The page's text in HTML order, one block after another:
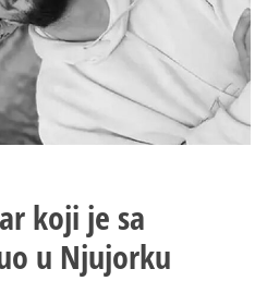
čuvenog
biznismena
snimljen
na
neočekivanom
mjestu
koji je sa
u Njujorku